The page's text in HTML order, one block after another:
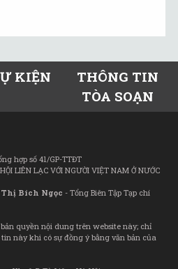
KIỆN
THÔNG TIN
TÒA SOẠN
hợp số 41/GP-TTĐT
LIÊN LẠC VỚI NGƯỜI VIỆT NAM Ở NƯỚC
Thị Bích Ngọc - Tổng Biên Tập Tạp chí
quyền nội dung trên website này; chỉ
này khi có sự đồng ý bằng văn bản của